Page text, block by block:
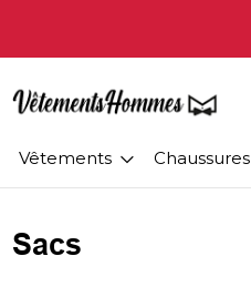
Vêtements Chaussures
Sacs